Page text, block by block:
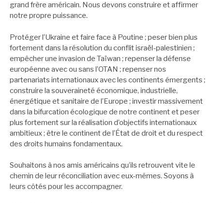
grand frère américain. Nous devons construire et affirmer
notre propre puissance.
Protéger l’Ukraine et faire face à Poutine ; peser bien plus
fortement dans la résolution du conflit israël-palestinien ;
empêcher une invasion de Taïwan ; repenser la défense
européenne avec ou sans l’OTAN ; repenser nos
partenariats internationaux avec les continents émergents ;
construire la souveraineté économique, industrielle,
énergétique et sanitaire de l’Europe ; investir massivement
dans la bifurcation écologique de notre continent et peser
plus fortement sur la réalisation d’objectifs internationaux
ambitieux ; être le continent de l’État de droit et du respect
des droits humains fondamentaux.
Souhaitons à nos amis américains qu’ils retrouvent vite le
chemin de leur réconciliation avec eux-mêmes. Soyons à
leurs côtés pour les accompagner.